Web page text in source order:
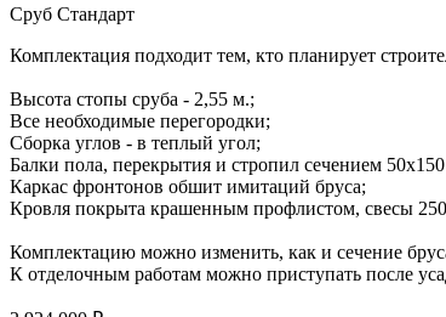
Сруб Стандарт
Комплектация подходит тем, кто планирует
Высота стопы сруба - 2,55 м.;
Все необходимые перегородки;
Сборка углов - в теплый угол;
Балки пола, перекрытия и стропил сечением
Каркас фронтонов обшит имитаций бруса;
Кровля покрыта крашенным профлистом, свесы
Комплектацию можно изменить, как и сечение
К отделочным работам можно приступать после